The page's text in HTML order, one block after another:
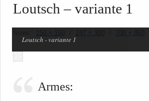
Loutsch – variante 1
150 × 150 247 × 300 700 × 850
Loutsch - variante 1
Armes: